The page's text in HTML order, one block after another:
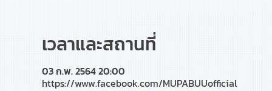
เวลาและสถานที่
03 ก.พ. 2564 20:00
https://www.facebook.com/MUPABUUofficial